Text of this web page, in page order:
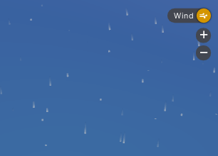
Wind
+
-